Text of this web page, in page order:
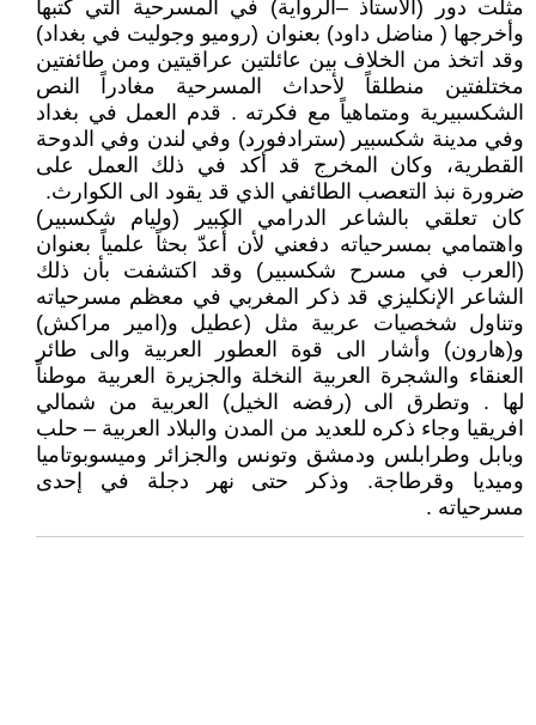
مثلت دور (الأستاذ –الرواية) في المسرحية التي كتبها
وأخرجها ( مناضل داود) بعنوان (روميو وجوليت في بغداد)
وقد اتخذ من الخلاف بين عائلتين عراقيتين ومن طائفتين
مختلفتين منطلقاً لأحداث المسرحية مغادراً النص
الشكسبيرية ومتماهياً مع فكرته . قدم العمل في بغداد
وفي مدينة شكسبير (سترادفورد) وفي لندن وفي الدوحة
القطرية، وكان المخرج قد أكد في ذلك العمل على
ضرورة نبذ التعصب الطائفي الذي قد يقود الى الكوارث.
كان تعلقي بالشاعر الدرامي الكبير (وليام شكسبير)
واهتمامي بمسرحياته دفعني لأن أُعدّ بحثاً علمياً بعنوان
(العرب في مسرح شكسبير) وقد اكتشفت بأن ذلك
الشاعر الإنكليزي قد ذكر المغربي في معظم مسرحياته
وتناول شخصيات عربية مثل (عطيل و(امير مراكش)
و(هارون) وأشار الى قوة العطور العربية والى طائر
العنقاء والشجرة العربية النخلة والجزيرة العربية موطناً
لها . وتطرق الى (رفضه الخيل) العربية من شمالي
افريقيا وجاء ذكره للعديد من المدن والبلاد العربية – حلب
وبابل وطرابلس ودمشق وتونس والجزائر وميسوبوتاميا
وميديا وقرطاجة. وذكر حتى نهر دجلة في إحدى
مسرحياته .